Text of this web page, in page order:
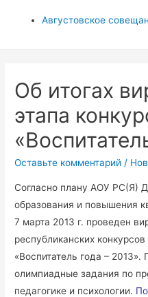
Августовское
Об итогах
этапа
Оставьте комментарий /
Согласно плану АОУ РС(Я)
образования и повышения
7 марта 2013 г. проведен
республиканских
«Воспитатель года – 2013».
олимпиадные задания по
педагогике и психологии.